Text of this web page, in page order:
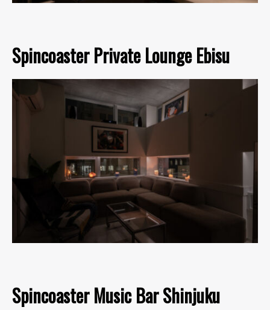
Spincoaster Private Lounge Ebisu
Spincoaster Music Bar Shinjuku